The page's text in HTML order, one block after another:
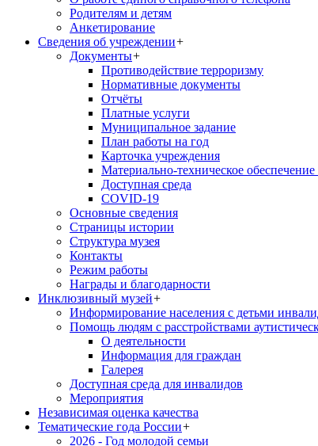
Родителям и детям
Анкетирование
Сведения об учреждении+
Документы+
Противодействие терроризму
Нормативные документы
Отчёты
Платные услуги
Муниципальное задание
План работы на год
Карточка учреждения
Материально-техническое
Доступная среда
COVID-19
Основные сведения
Страницы истории
Структура музея
Контакты
Режим работы
Награды и благодарности
Инклюзивный музей+
Информирование населения с детьми
Помощь людям с расстройствами
О деятельности
Информация для граждан
Галерея
Доступная среда для инвалидов
Мероприятия
Независимая оценка качества
Тематические года России+
2026 - Год молодой семьи